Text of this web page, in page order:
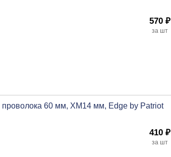
570 ₽
60 мм, ХМ14 мм, Edge by Patriot
410 ₽